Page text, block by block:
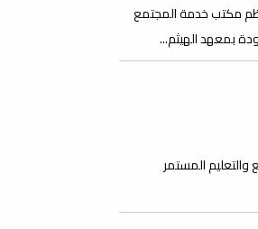
مكتب خدمة المجتمع
بمعهد الهيثم...
خدمة المجتمع والتعليم المستمر